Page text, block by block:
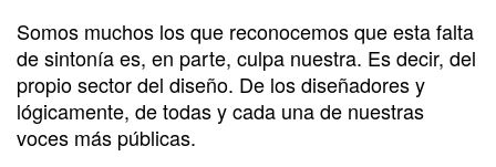
Somos muchos los que reconocemos que esta falta
de sintonía es, en parte, culpa nuestra. Es decir, del
propio sector del diseño. De los diseñadores y
lógicamente, de todas y cada una de nuestras
voces más públicas.